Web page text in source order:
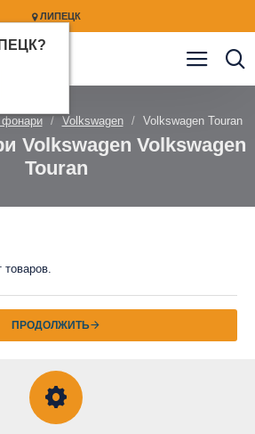
ЛИПЕЦК
?
Volkswagen Volkswagen Touran
Volkswagen Volkswagen
Touran
товаров.
ПРОДОЛЖИТЬ